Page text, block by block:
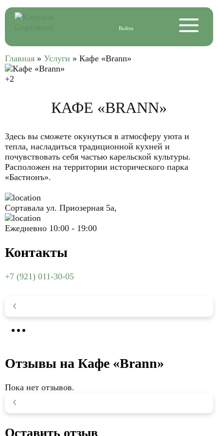
Войти
Главная » Услуги » Кафе «Brann»
+2
КАФЕ «BRANN»
Здесь вы сможете окунуться в атмосферу уюта и
тепла, насладиться традиционной кухней и
почувствовать себя частью карельской культуры.
Расположен на территории исторического парка
«Бастионъ».
Сортавала ул. Приозерная 5а,
Ежедневно 10:00 - 19:00
Контакты
+7 (921) 011-30-05
Отзывы на Кафе «Brann»
Пока нет отзывов.
Оставить отзыв